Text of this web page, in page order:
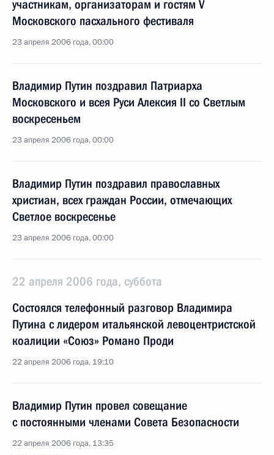
участникам, организаторам и гостям V
Московского пасхального фестиваля
23 апреля 2006 года, 00:00
Владимир Путин поздравил Патриарха
Московского и всея Руси Алексия II со Светлым
воскресеньем
23 апреля 2006 года, 00:00
Владимир Путин поздравил православных
христиан, всех граждан России, отмечающих
Светлое воскресенье
23 апреля 2006 года, 00:00
22 апреля 2006 года, суббота
Состоялся телефонный разговор Владимира
Путина с лидером итальянской левоцентристской
коалиции «Союз» Романо Проди
22 апреля 2006 года, 19:10
Владимир Путин провел совещание
с постоянными членами Совета Безопасности
22 апреля 2006 года, 13:35